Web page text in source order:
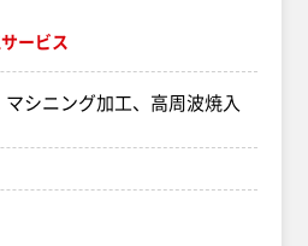
ービス
シニング加工、高周波焼入